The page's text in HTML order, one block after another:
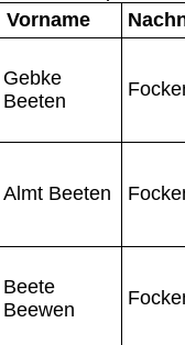
Vorname
Gebke
Beeten
Almt Beeten
Beete
Beewen